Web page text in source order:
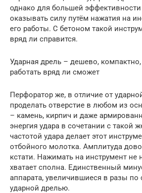
однако для большей
оказывать силу путём нажатия на
его работы. С бетоном такой
вряд ли справится.
Ударная дрель – дешево,
работать вряд ли сможет
Перфоратор же, в отличие от
проделать отверстие в любом из
– камень, кирпич и даже
энергия удара в сочетании с такой
частотой удара делает этот
отбойного молотка. Амплитуда
кстати. Нажимать на инструмент не
хватает сполна. Единственный
аппарата, увеличившиеся в разы по
ударной дрелью.